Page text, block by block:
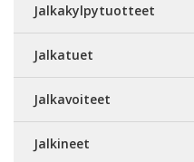
Jalkakylpytuotteet
Jalkatuet
Jalkavoiteet
Jalkineet